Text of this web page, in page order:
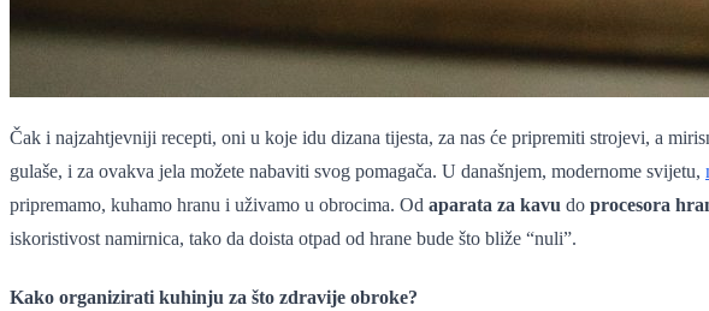
Čak i najzahtjevniji recepti, oni u koje idu dizana tijesta, za nas će pripremiti strojevi, a
gulaše, i za ovakva jela možete nabaviti svog pomagača. U današnjem, modernome svijetu,
pripremamo, kuhamo hranu i uživamo u obrocima. Od aparata za kavu do procesora
iskoristivost namirnica, tako da doista otpad od hrane bude što bliže “nuli”.
Kako organizirati kuhinju za što zdravije obroke?